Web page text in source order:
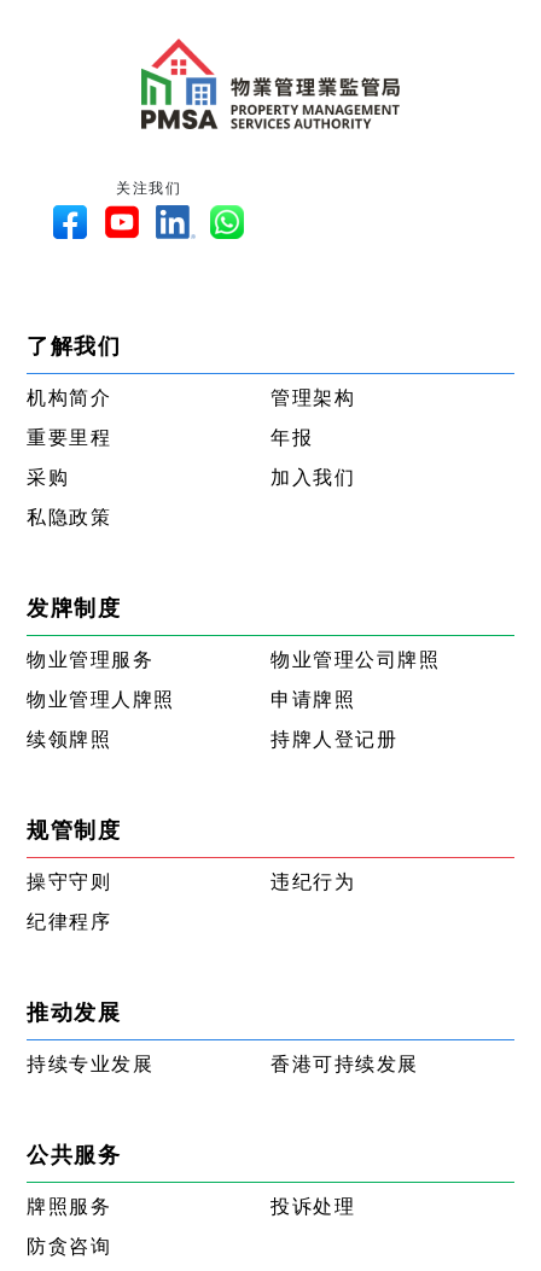
关注我们
了解我们
机构简介
管理架构
重要里程
年报
采购
加入我们
私隐政策
发牌制度
物业管理服务
物业管理公司牌照
物业管理人牌照
申请牌照
续领牌照
持牌人登记册
规管制度
操守守则
违纪行为
纪律程序
推动发展
持续专业发展 香港可持续发展
公共服务
牌照服务
投诉处理
防贪咨询